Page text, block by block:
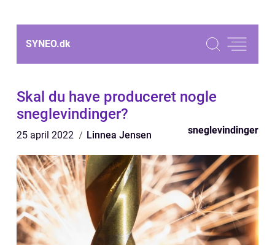
SYNEO.dk
Skal du have produceret nogle
sneglevindinger?
25 april 2022 Linnea Jensen sneglevindinger